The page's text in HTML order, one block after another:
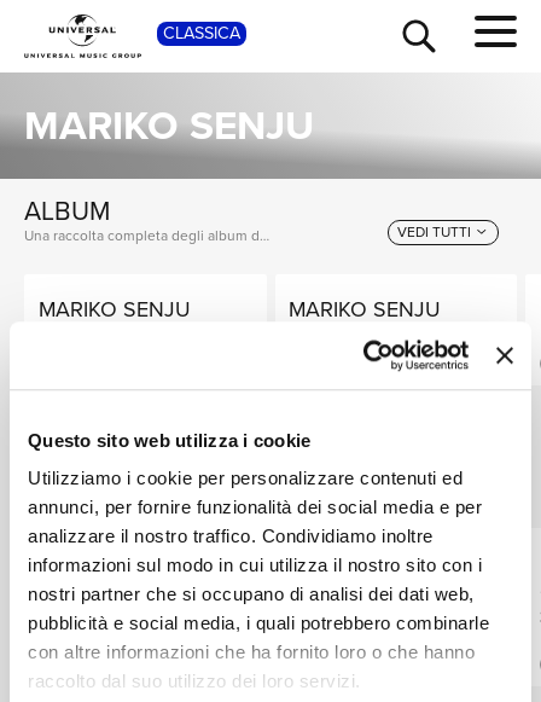
Questo sito web utilizza i cookie
Utilizziamo i cookie per personalizzare contenuti ed
annunci, per fornire funzionalità dei social media e per
analizzare il nostro traffico. Condividiamo inoltre
informazioni sul modo in cui utilizza il nostro sito con i
nostri partner che si occupano di analisi dei dati web,
pubblicità e social media, i quali potrebbero combinarle
con altre informazioni che ha fornito loro o che hanno
raccolto dal suo utilizzo dei loro servizi.
CLASSICA
MARIKO SENJU
ALBUM
Una raccolta completa degli album di Mariko Senju, dalle prime produzioni ai successi più recenti. VEDI TUTTI
MARIKO SENJU
Digitale
MARIKO SENJU
Three Sonatas
SINGOLI
I singoli più rappresentativi di Mariko Senju, tra successi storici e nuove uscite. VEDI TUTTI
MARIKO SENJU,
JAPAN
PHILHARMONIC
ORCHESTRA,
CHIKARA IWAMURA
Tchaikovsky: Violin
Concerto in D Major,
Op. 35: II.
Canzonetta. Andante
Digitale
MARIKO SENJU,
JAPAN
PHILHARMONIC
ORCHESTRA,
CHIKARA IWAMURA
Mendelssohn: Violin
Concerto in E Minor,
Op. 64: II. Andante
Digitale
SHOP
TOUR
NEWS
RICERCA
CHI SIAMO
CONTATTI